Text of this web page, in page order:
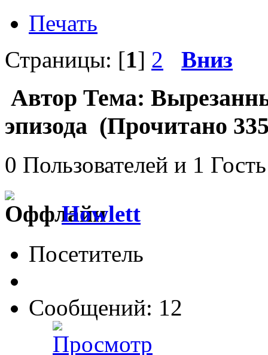
Печать
Страницы: [1] 2 Вниз
Автор Тема:
эпизода (Прочитано
0 Пользователей и 1
Howlett
Посетитель
Сообщений: 12